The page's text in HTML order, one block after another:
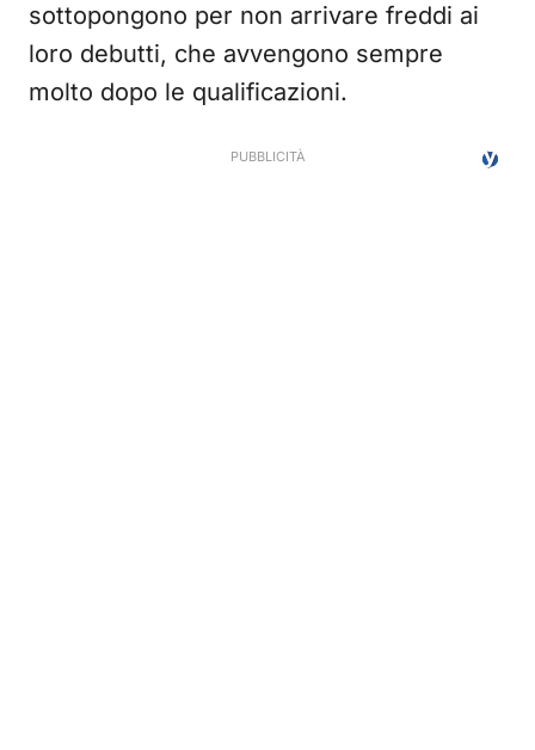
sottopongono per non arrivare freddi ai
loro debutti, che avvengono sempre
molto dopo le qualificazioni.